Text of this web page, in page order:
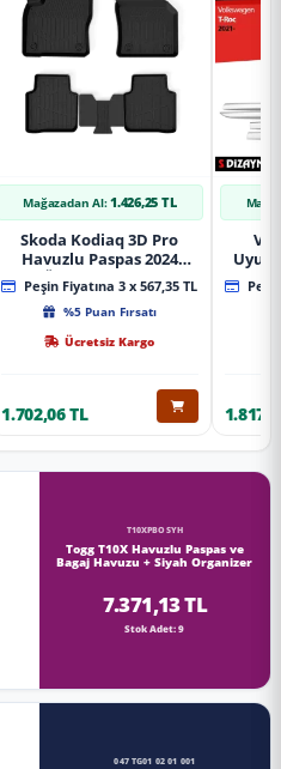
Mağazadan Al: 1.426,25 TL
Skoda Kodiaq 3D Pro
Havuzlu Paspas 2024
Üzeri A+ Kalite
Peşin Fiyatına 3 x 567,35 TL
%5 Puan Fırsatı
Ücretsiz Kargo
1.702,06 TL
Yan
T10XPBOSYH
Togg T10X Havuzlu Paspas ve
Bagaj Havuzu + Siyah Organizer
7.371,13 TL
Stok Adet: 9
047 TG01 02 01 001